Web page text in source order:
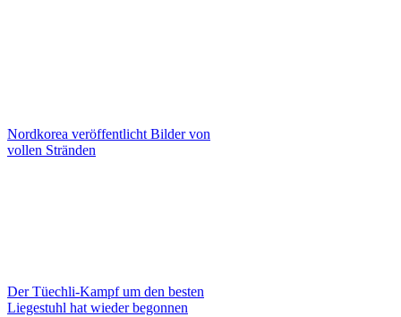
Nordkorea veröffentlicht Bilder von
vollen Stränden
Der Tüechli-Kampf um den besten
Liegestuhl hat wieder begonnen